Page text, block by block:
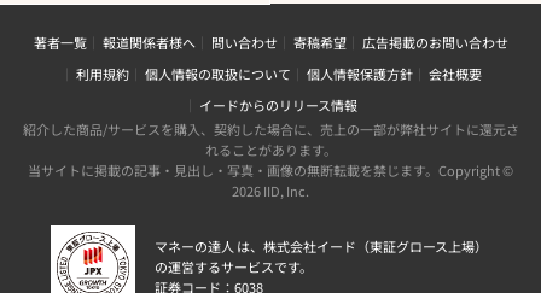
著者一覧 報道関係者様へ 問い合わせ 寄稿希望
広告掲載のお問い合わせ
利用規約
個人情報の取扱について 個人情報保護方針
会社概要
イードからのリリース情報
紹介した商品/サービスを購入、契約した場合に、売上の一部が弊社サイトに還元さ
れることがあります。
当サイトに掲載の記事・見出し・写真・画像の無断転載を禁じます。Copyright ©
2026 IID, Inc.
マネーの達人 は、株式会社イード（東証グロース上場）
の運営するサービスです。
証券コード：6038